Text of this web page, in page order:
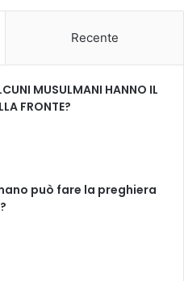
Recente
MUSULMANI HANNO IL
FRONTE?
può fare la preghiera